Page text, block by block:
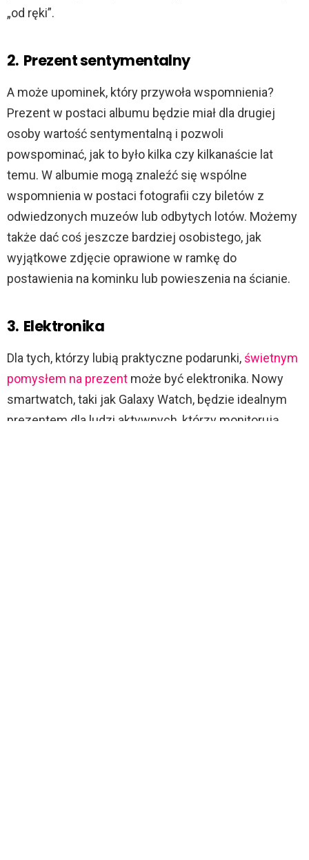
„od ręki”.
2. Prezent sentymentalny
A może upominek, który przywoła wspomnienia?
Prezent w postaci albumu będzie miał dla drugiej
osoby wartość sentymentalną i pozwoli
powspominać, jak to było kilka czy kilkanaście lat
temu. W albumie mogą znaleźć się wspólne
wspomnienia w postaci fotografii czy biletów z
odwiedzonych muzeów lub odbytych lotów. Możemy
także dać coś jeszcze bardziej osobistego, jak
wyjątkowe zdjęcie oprawione w ramkę do
postawienia na kominku lub powieszenia na ścianie.
3. Elektronika
Dla tych, którzy lubią praktyczne podarunki, świetnym
pomysłem na prezent może być elektronika. Nowy
smartwatch, taki jak Galaxy Watch, będzie idealnym
prezentem dla ludzi aktywnych, którzy monitorują